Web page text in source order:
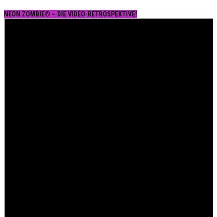
NEON ZOMBIE® – DIE VIDEO-RETROSPEKTIVE!